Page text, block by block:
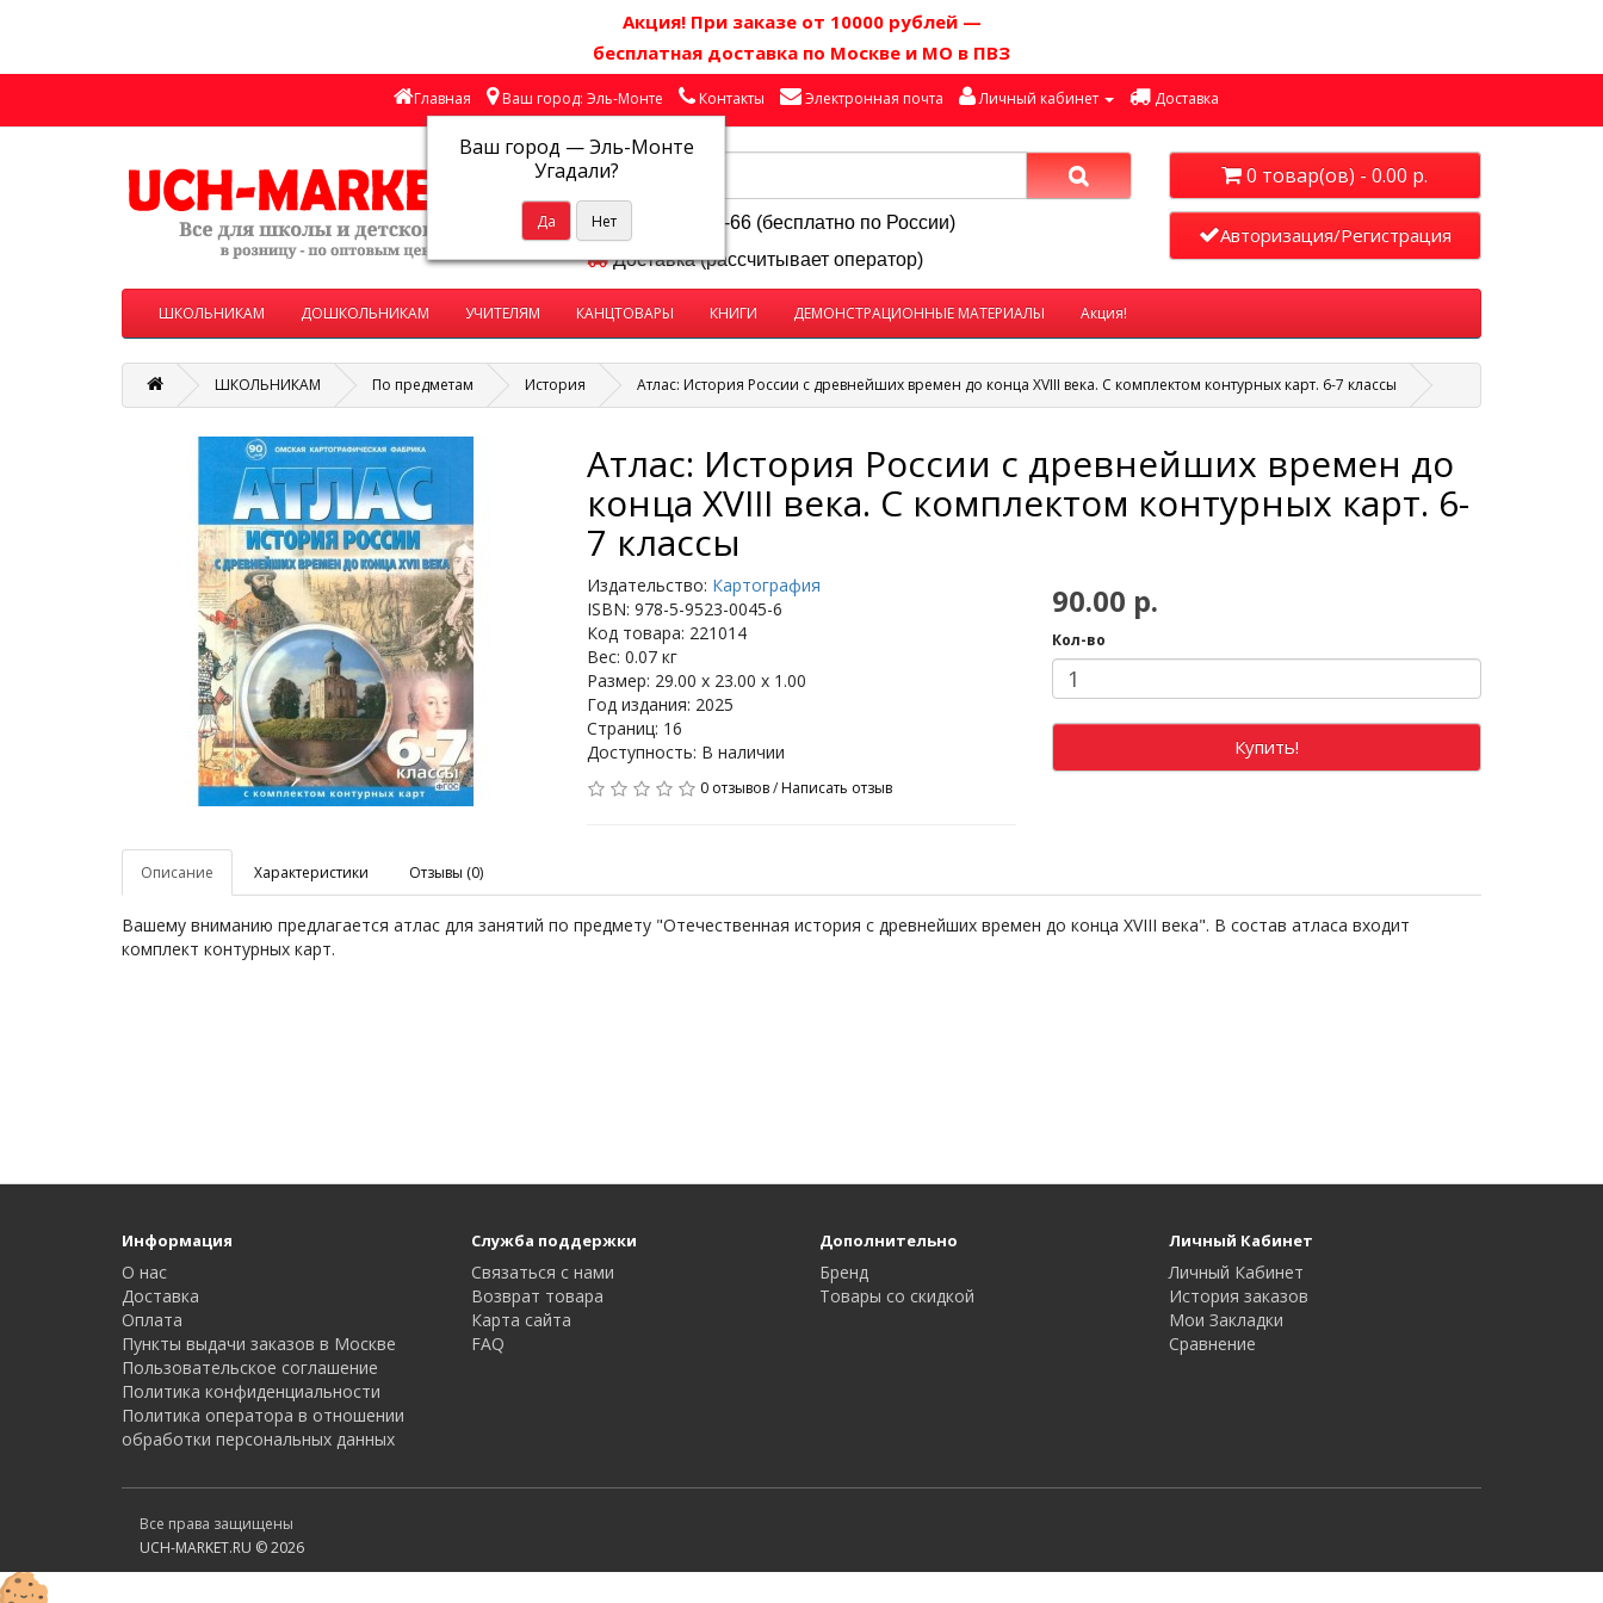
Акция! При заказе от 10000 рублей —
бесплатная доставка по Москве и МО в ПВЗ
Главная Ваш город: Эль-Монте
Ваш город —Эль-Монте
Угадали?
Контакты Электронная почта Личный кабинет Доставка
0 товар(ов) - 0.00 р.
8-800-250-58-66 (бесплатно по России)
Доставка (рассчитывает оператор)
Авторизация/Регистрация
ШКОЛЬНИКАМ ДОШКОЛЬНИКАМ УЧИТЕЛЯМ КАНЦТОВАРЫ КНИГИ ДЕМОНСТРАЦИОННЫЕ МАТЕРИАЛЫ Акция!
ШКОЛЬНИКАМ По предметам История Атлас: История России с древнейших времен до конца XVIII века. С комплектом контурных карт. 6-7 классы
Атлас: История России с древнейших времен до
конца XVIII века. С комплектом контурных карт. 6-
7 классы
Издательство: Картография
ISBN: 978-5-9523-0045-6
Код товара: 221014
Вес: 0.07 кг
Размер: 29.00 x 23.00 x 1.00
Год издания: 2025
Страниц: 16
Доступность: В наличии
0 отзывов/Написать отзыв
90.00 р.
Кол-во
Купить!
Описание Характеристики Отзывы (0)
Вашему вниманию предлагается атлас для занятий по предмету "Отечественная история с древнейших времен до конца XVIII века". В состав атласа входит
комплект контурных карт.
Информация
О нас
Доставка
Оплата
Пункты выдачи заказов в Москве
Пользовательское соглашение
Политика конфиденциальности
Политика оператора в отношении
обработки персональных данных
Служба поддержки
Связаться с нами
Возврат товара
Карта сайта
FAQ
Дополнительно
Бренд
Товары со скидкой
Личный Кабинет
Личный Кабинет
История заказов
Мои Закладки
Сравнение
Все права защищены
UCH-MARKET.RU © 2026